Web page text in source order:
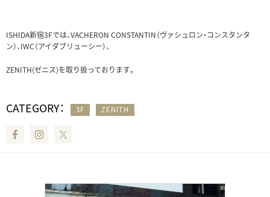
ISHIDA新宿3Fでは、VACHERON CONSTANTIN（ヴァシュロン・コンスタンタ
ン）、IWC（アイダブリューシー）、
ZENITH(ゼニス)を取り扱っております。
CATEGORY： 3F ZENITH
FacebookInstagram